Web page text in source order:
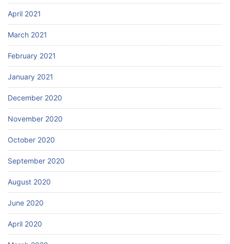
April 2021
March 2021
February 2021
January 2021
December 2020
November 2020
October 2020
September 2020
August 2020
June 2020
April 2020